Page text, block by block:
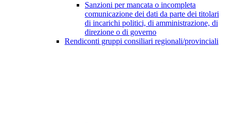
Sanzioni per mancata o incompleta
comunicazione dei dati da parte dei titolari
di incarichi politici, di amministrazione, di
direzione o di governo
Rendiconti gruppi consiliari regionali/provinciali